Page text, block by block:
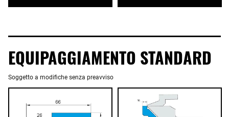
EQUIPAGGIAMENTO STANDARD
Soggetto a modifiche senza preavviso